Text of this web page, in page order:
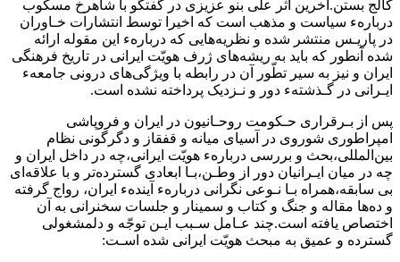
کالج بستن‌.آخرین‌ اثر علی بنو عزیزی در گفتگو با شاهرخ مسکوب
دربارهء سیاست و مذهب است که اخیرا توسط انتشارات خـاوران
در پاریـس منتشر شده و نظریه‌هایی که دربارهء این مقوله ارائه
شده‌ آنطور‌ که‌ باید به ریشه‌های ژرف‌ هویّت‌ ایرانی‌ در‌ تاریخ فرهنگی
ایران و نیز به سیر تطّور آن در رابطه با ویژگی‌های درونی جامعهء
ایـرانی در گـذشتهء دور و نـزدیک پرداخته نشده‌ است‌.
پس‌ از بـرقراری حـکومت روحـانیون در ایران و فروپاشی
امپراطوری‌ شوروی‌‌ در آسیای میانه و قفقاز و دگرگونی نظام
بین‌المللی،بحث و بررسی دربارهء هویّت‌ ایرانی،چه در داخل ایران و
چه در میان‌ ایـرانیان‌ دور‌ از وطـن،بـا ابعادی‌ گسترده‌تر و با علاقه‌ای
بی سابقه،همراه‌ بـا نـوعی نگرانی دربارهء آیندهء ایران، رواج گرفته
و ده‌ها مقاله و جنگ و کتاب و سمینار و جلسات سخنرانی به آن‌
اختصاص‌ یافته‌ است‌.چند عـامل سـبب ایـن توجّه و دلمشغولی
گسترده و عمیق‌ به مبحث هویّت‌ ایرانی‌ شده اسـت: